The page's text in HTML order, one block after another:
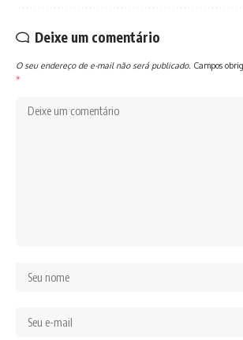
Deixe um comentário
O seu endereço de e-mail não será publicado. Campos
*